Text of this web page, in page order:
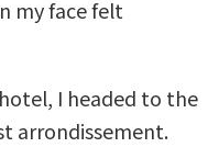
my face felt
I headed to the
arrondissement.